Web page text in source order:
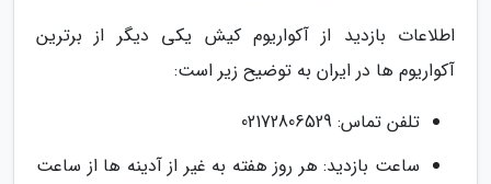
اطلاعات بازدید از آکواریوم کیش یکی دیگر از برترین
آکواریوم ها در ایران به توضیح زیر است:
تلفن تماس: 02172806529
ساعت بازدید: هر روز هفته به غیر از آدینه ها از ساعت